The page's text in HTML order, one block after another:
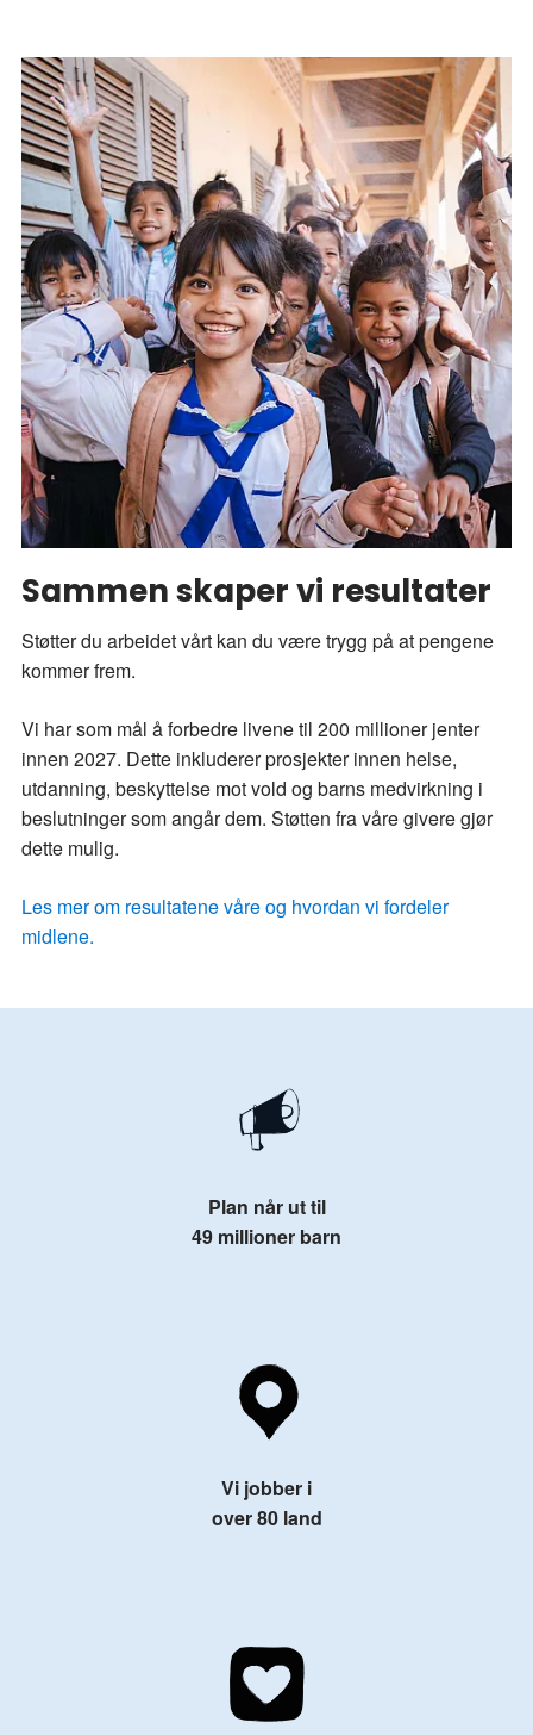
Sammen skaper vi resultater
Støtter du arbeidet vårt kan du være trygg på at pengene
kommer frem.
Vi har som mål å forbedre livene til 200 millioner jenter
innen 2027. Dette inkluderer prosjekter innen helse,
utdanning, beskyttelse mot vold og barns medvirkning i
beslutninger som angår dem. Støtten fra våre givere gjør
dette mulig.
Les mer om resultatene våre og hvordan vi fordeler
midlene.
Plan når ut til
49 millioner barn
Vi jobber i
over 80 land